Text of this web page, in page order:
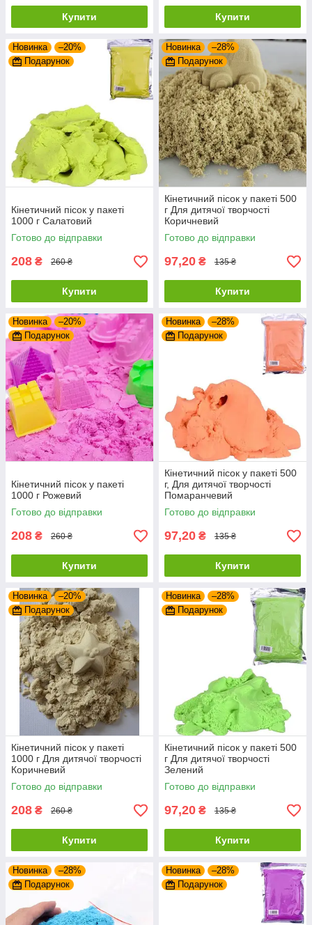
Купити Купити
Новинка
–20%
Подарунок
Кінетичний пісок у пакеті
1000 г Салатовий
Готово до відправки
208 ₴ 260 ₴
Купити
Новинка
–28%
Подарунок
Кінетичний пісок у пакеті 500
г Для дитячої творчості
Коричневий
Готово до відправки
97,20 ₴ 135 ₴
Купити
Новинка
–20%
Подарунок
Кінетичний пісок у пакеті
1000 г Рожевий
Готово до відправки
208 ₴ 260 ₴
Купити
Новинка
–28%
Подарунок
Кінетичний пісок у пакеті 500
г, Для дитячої творчості
Помаранчевий
Готово до відправки
97,20 ₴ 135 ₴
Купити
Новинка
–20%
Подарунок
Кінетичний пісок у пакеті
1000 г Для дитячої творчості
Коричневий
Готово до відправки
208 ₴ 260 ₴
Купити
Новинка
–28%
Подарунок
Кінетичний пісок у пакеті 500
г Для дитячої творчості
Зелений
Готово до відправки
97,20 ₴ 135 ₴
Купити
Новинка
–28%
Подарунок
Новинка
–28%
Подарунок